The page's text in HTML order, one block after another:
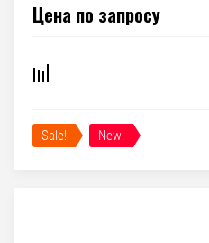
Цена по запросу
Sale! New!